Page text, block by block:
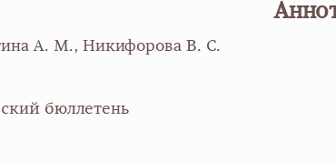
А. М., Никифорова В. С.
бюллетень